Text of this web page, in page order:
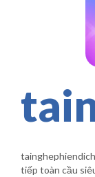
tiếp toàn cầu